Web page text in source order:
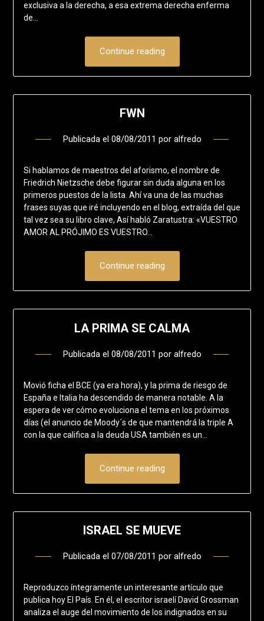
exclusiva a la derecha, a esa extrema derecha enferma
de…
Continue reading
FWN
Publicada el 08/08/2011 por alfredo
Si hablamos de maestros del aforismo, el nombre de
Friedrich Nietzsche debe figurar sin duda alguna en los
primeros puestos de la lista. Ahí va una de las muchas
frases suyas que iré incluyendo en el blog, extraída del que
tal vez sea su libro clave, Así habló Zaratustra: «VUESTRO
AMOR AL PRÓJIMO ES VUESTRO…
Continue reading
LA PRIMA SE CALMA
Publicada el 08/08/2011 por alfredo
Movió ficha el BCE (ya era hora), y la prima de riesgo de
España e Italia ha descendido de manera notable. A la
espera de ver cómo evoluciona el tema en los próximos
días (el anuncio de Moody´s de que mantendrá la triple A
con la que califica a la deuda USA también es un…
Continue reading
ISRAEL SE MUEVE
Publicada el 07/08/2011 por alfredo
Reproduzco íntegramente un interesante artículo que
publica hoy El País. En él, el escritor israelí David Grossman
analiza el auge del movimiento de los indignados en su